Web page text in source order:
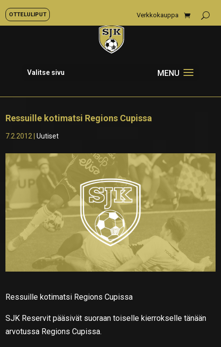
OTTELULIPUT Verkkokauppa
Valitse sivu
Ressuille kotimatsi Regions Cupissa
7.2.2012 |Uutiset
Ressuille kotimatsi Regions Cupissa
SJK Reservit pääsivät suoraan toiselle kierrokselle tänään
arvotussa Regions Cupissa.